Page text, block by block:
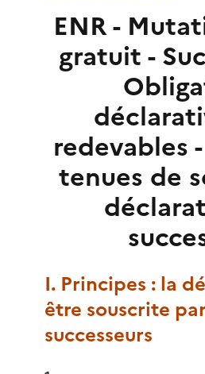
ENR -
gratuit -
redevables
tenues de
I. Principes : la
être souscrite
successeurs